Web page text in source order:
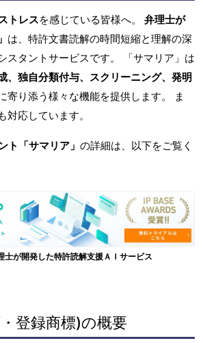
トレスを感じている皆様へ。 弁理士が
は、特許文書読解の時間短縮と理解の深
スタントサービスです。 「サマリア」は
、独自分類付与、スクリーニング、発明
寄り添う様々な機能を提供します。 ま
対応しています。
ト「サマリア」 の詳細は、以下をご覧く
士が開発した特許読解支援ＡＩサービス
登録商標)の概要